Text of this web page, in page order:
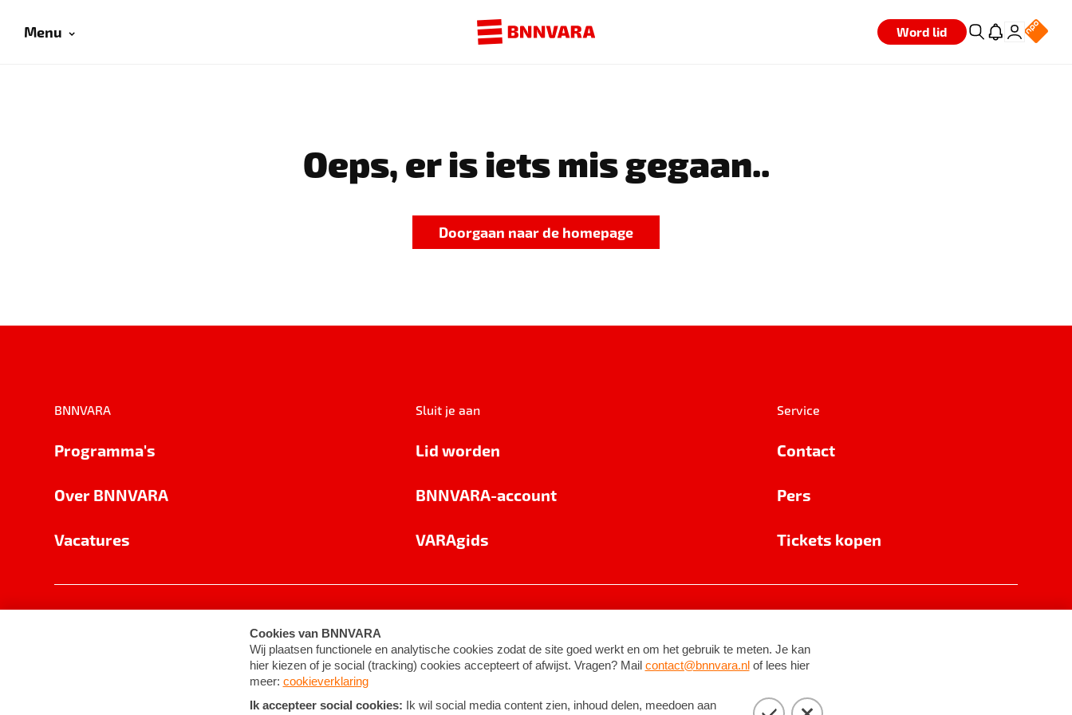
Menu Word lid
Oeps, er is iets mis gegaan..
Doorgaan naar de homepage
BNNVARA
Programma's
Over BNNVARA
Vacatures
Sluit je aan
Lid worden
BNNVARA-account
VARAgids
Service
Contact
Pers
Tickets kopen
Cookie-instellingen Algemene voorwaarden ©2026BNNVARA